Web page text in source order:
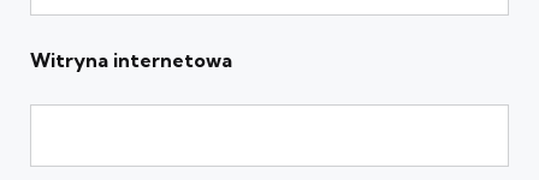
Witryna internetowa